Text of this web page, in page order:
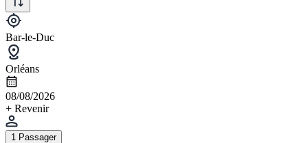
Bar-le-Duc
Orléans
08/08/2026
+ Revenir
1 Passager